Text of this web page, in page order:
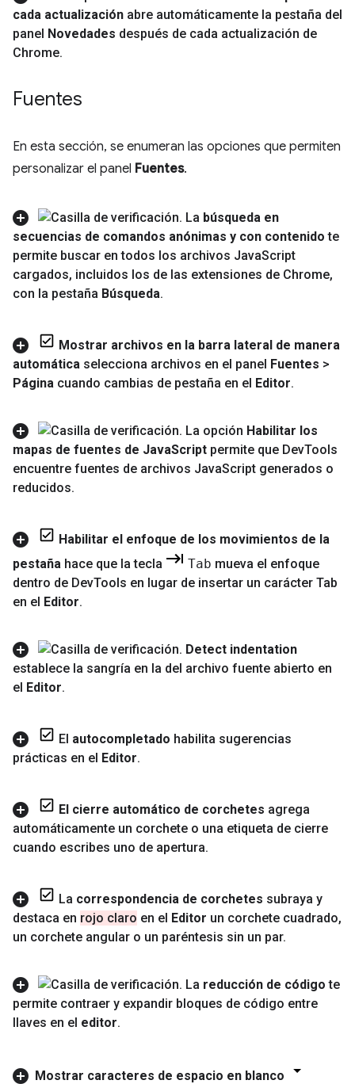
cada actualización abre automáticamente la pestaña del
panel Novedades después de cada actualización de
Chrome.
Fuentes
En esta sección, se enumeran las opciones que permiten
personalizar el panel Fuentes.
La búsqueda en
secuencias de comandos anónimas y con contenido te
permite buscar en todos los archivos JavaScript
cargados, incluidos los de las extensiones de Chrome,
con la pestaña Búsqueda.
Mostrar archivos en la barra lateral de manera
automática selecciona archivos en el panel Fuentes >
Página cuando cambias de pestaña en el Editor.
La opción Habilitar los
mapas de fuentes de JavaScript permite que DevTools
encuentre fuentes de archivos JavaScript generados o
reducidos.
Habilitar el enfoque de los movimientos de la
pestaña hace que la tecla Tab mueva el enfoque
dentro de DevTools en lugar de insertar un carácter Tab
en el Editor.
Detect indentation
establece la sangría en la del archivo fuente abierto en
el Editor.
El autocompletado habilita sugerencias
prácticas en el Editor.
El cierre automático de corchetes agrega
automáticamente un corchete o una etiqueta de cierre
cuando escribes uno de apertura.
La correspondencia de corchetes subraya y
destaca en rojo claro en el Editor un corchete cuadrado,
un corchete angular o un paréntesis sin un par.
La reducción de código te
permite contraer y expandir bloques de código entre
llaves en el editor.
Mostrar caracteres de espacio en blanco